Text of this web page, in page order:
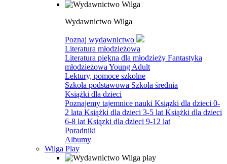
Wydawnictwo Wilga
Poznaj wydawnictwo
Literatura młodzieżowa
Literatura piękna dla młodzieży Fantastyka
młodzieżowa Young Adult
Lektury, pomoce szkolne
Szkoła podstawowa Szkoła średnia
Książki dla dzieci
Poznajemy tajemnice nauki Ksiązki dla dzieci 0-
2 lata Książki dla dzieci 3-5 lat Książki dla dzieci
6-8 lat Ksiązki dla dzieci 9-12 lat
Poradniki
Albumy
Wilga Play